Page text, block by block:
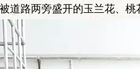
道路两旁盛开的玉兰花、